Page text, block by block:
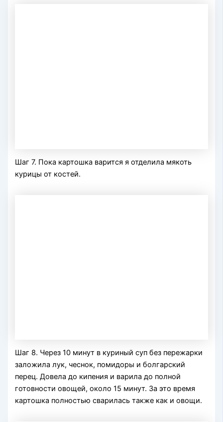
Шаг 7. Пока картошка варится я отделила мякоть
курицы от костей.
Шаг 8. Через 10 минут в куриный суп без пережарки
заложила лук, чеснок, помидоры и болгарский
перец. Довела до кипения и варила до полной
готовности овощей, около 15 минут. За это время
картошка полностью сварилась также как и овощи.